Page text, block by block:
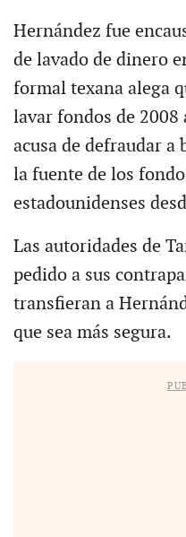
Hernández fue
de lavado de dinero
formal texana alega
lavar fondos de
acusa de defraudar a
la fuente de los
estadounidenses
Las autoridades de
pedido a sus
transfieran a
que sea más segura.